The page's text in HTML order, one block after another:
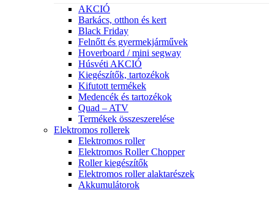
AKCIÓ
Barkács, otthon és kert
Black Friday
Felnőtt és gyermekjárművek
Hoverboard / mini segway
Húsvéti AKCIÓ
Kiegészítők, tartozékok
Kifutott termékek
Medencék és tartozékok
Quad – ATV
Termékek összeszerelése
Elektromos rollerek
Elektromos roller
Elektromos Roller Chopper
Roller kiegészítők
Elektromos roller alaktarészek
Akkumulátorok